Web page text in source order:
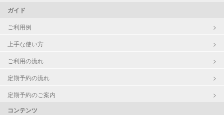
ガイド
ご利用例
上手な使い方
ご利用の流れ
定期予約の流れ
定期予約のご案内
コンテンツ